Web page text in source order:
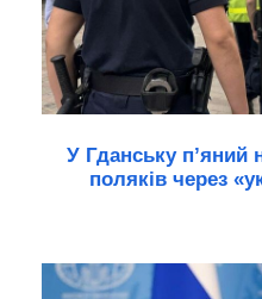
У Гданську п’яний
поляків через